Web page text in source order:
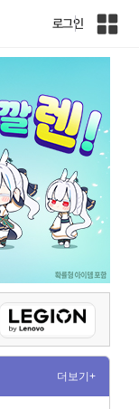
로그인
인
트
더보기+